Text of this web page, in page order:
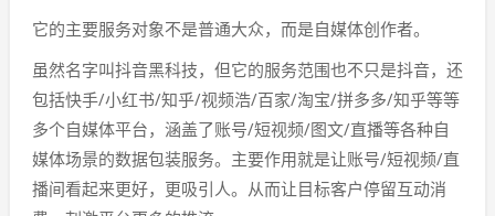
它的主要服务对象不是普通大众，而是自媒体创作者。
虽然名字叫抖音黑科技，但它的服务范围也不只是抖音，还
包括快手/小红书/知乎/视频浩/百家/淘宝/拼多多/知乎等等
多个自媒体平台，涵盖了账号/短视频/图文/直播等各种自
媒体场景的数据包装服务。主要作用就是让账号/短视频/直
播间看起来更好，更吸引人。从而让目标客户停留互动消